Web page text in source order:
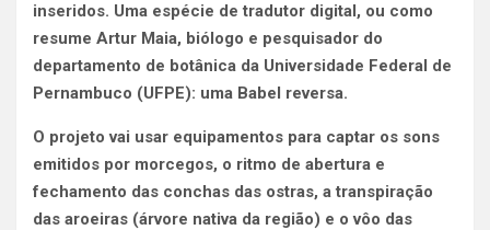
inseridos. Uma espécie de tradutor digital, ou como
resume Artur Maia, biólogo e pesquisador do
departamento de botânica da Universidade Federal de
Pernambuco (UFPE): uma Babel reversa.
O projeto vai usar equipamentos para captar os sons
emitidos por morcegos, o ritmo de abertura e
fechamento das conchas das ostras, a transpiração
das aroeiras (árvore nativa da região) e o vôo das